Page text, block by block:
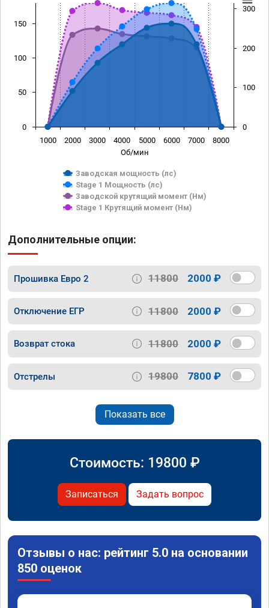
Об/мин
Заводская мощность (лс)
Stage 1 Мощность (лс)
Заводской крутящий момент (Нм)
Stage 1 Крутящий момент (Нм)
1000 2000 3000 4000 5000 6000 7000 8000
0
50
100
150
0
100
200
300
Дополнительные опции:
Прошивка Евро 2 11800 2000 ₽
Отключение ЕГР 11800 2000 ₽
Возврат стока 11800 2000 ₽
Отстрелы 19800 7800 ₽
Показать все
Стоимость: 19800 ₽
Записаться Задать вопрос
Отзывы о нас: рейтинг 5.0 на основании
850 оценок